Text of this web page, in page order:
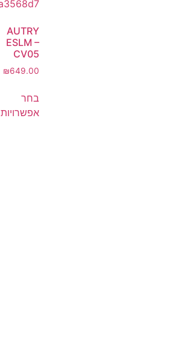
AUTRY
ESLM –
CV05
₪649.00
בחר
אפשרויות